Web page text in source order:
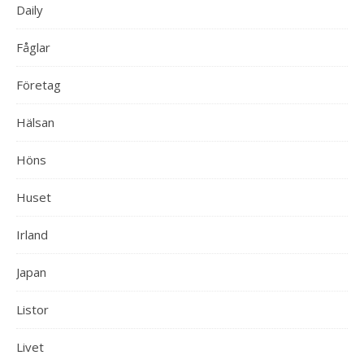
Daily
Fåglar
Företag
Hälsan
Höns
Huset
Irland
Japan
Listor
Livet